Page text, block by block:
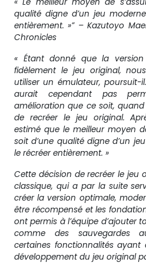
qualité digne d’un jeu
entièrement. »” – Kazutoyo
Chronicles
« Étant donné que la version
fidèlement le jeu original,
utiliser un émulateur, poursuit-
aurait cependant pas
amélioration que ce soit,
de recréer le jeu original.
estimé que le meilleur moyen
soit d’une qualité digne d’un
le récréer entièrement. »
Cette décision de recréer le jeu
classique, qui a par la suite
créer la version optimale,
être récompensé et les
ont permis à l’équipe d’ajouter
comme des sauvegardes
certaines fonctionnalités
développement du jeu original